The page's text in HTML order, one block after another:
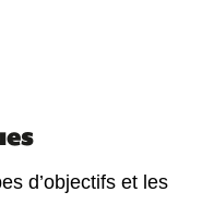
d’objectifs et les